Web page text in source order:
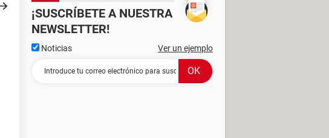
¡SUSCRÍBETE A NUESTRA
NEWSLETTER!
Noticias Ver un ejemplo